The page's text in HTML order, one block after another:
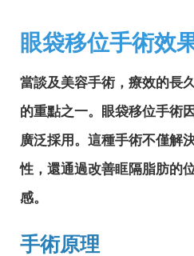
眼袋移位手術效
當談及美容手術，療效的長
的重點之一。眼袋移位手術
廣泛採用。這種手術不僅解
性，還通過改善眶隔脂肪的
感。
手術原理